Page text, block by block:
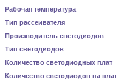
Рабочая температура
Тип рассеивателя
Производитель светодиодов
Тип светодиодов
Количество светодиодных плат
Количество светодиодов на